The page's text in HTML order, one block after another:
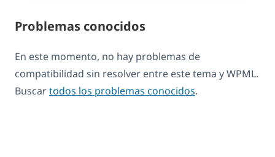
Problemas conocidos
En este momento, no hay problemas de
compatibilidad sin resolver entre este tema y WPML.
Buscartodos los problemas conocidos.